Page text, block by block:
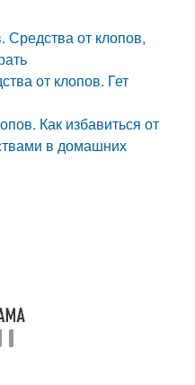
Средства от клопов,
от клопов. Гет
Как избавиться от
в домашних